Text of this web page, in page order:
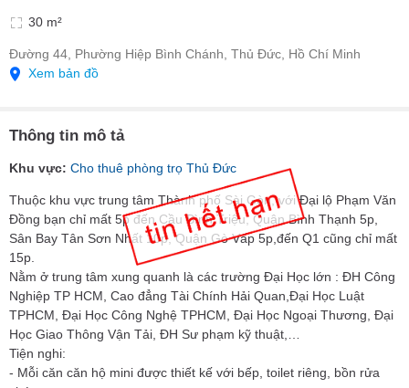
30 m²
Đường 44, Phường Hiệp Bình Chánh, Thủ Đức, Hồ Chí Minh
Xem bản đồ
Thông tin mô tả
Khu vực: Cho thuê phòng trọ Thủ Đức
Thuộc khu vực trung tâm Thành phố Sài Gòn, với Đại lộ Phạm Văn
Đồng bạn chỉ mất 5p đến Cầu Bình Triệu, Quận Bình Thạnh 5p,
Sân Bay Tân Sơn Nhất 10p, Quận Gò Vấp 5p,đến Q1 cũng chỉ mất
15p.
Nằm ở trung tâm xung quanh là các trường Đại Học lớn : ĐH Công
Nghiệp TP HCM, Cao đẳng Tài Chính Hải Quan,Đại Học Luật
TPHCM, Đại Học Công Nghệ TPHCM, Đại Học Ngoại Thương, Đại
Học Giao Thông Vận Tải, ĐH Sư phạm kỹ thuật,…
Tiện nghi:
- Mỗi căn căn hộ mini được thiết kế với bếp, toilet riêng, bồn rửa